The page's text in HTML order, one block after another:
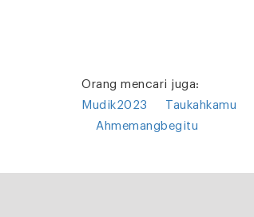
Orang mencari juga:
Mudik2023
Taukahkamu
Ahmemangbegitu